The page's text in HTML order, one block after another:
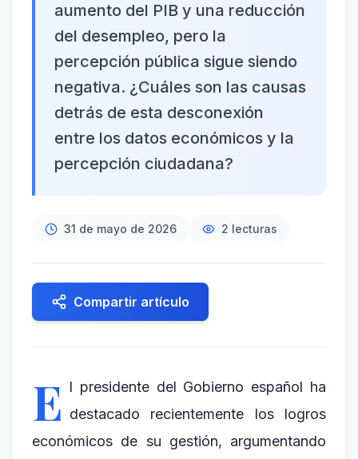
aumento del PIB y una reducción
del desempleo, pero la
percepción pública sigue siendo
negativa. ¿Cuáles son las causas
detrás de esta desconexión
entre los datos económicos y la
percepción ciudadana?
31 de mayo de 2026 2 lecturas
Compartir artículo
E l presidente del Gobierno español ha
destacado recientemente los logros
económicos de su gestión, argumentando